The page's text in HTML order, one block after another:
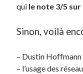
qui le note 3/5 sur
Sinon, voilà
– Dustin
– l’usage des